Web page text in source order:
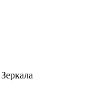
Зеркала